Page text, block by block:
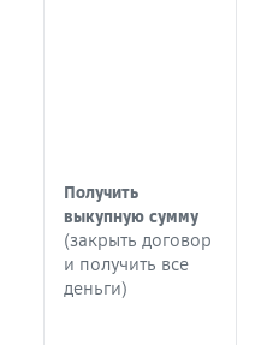
Получить
выкупную сумму
(закрыть договор
и получить все
деньги)